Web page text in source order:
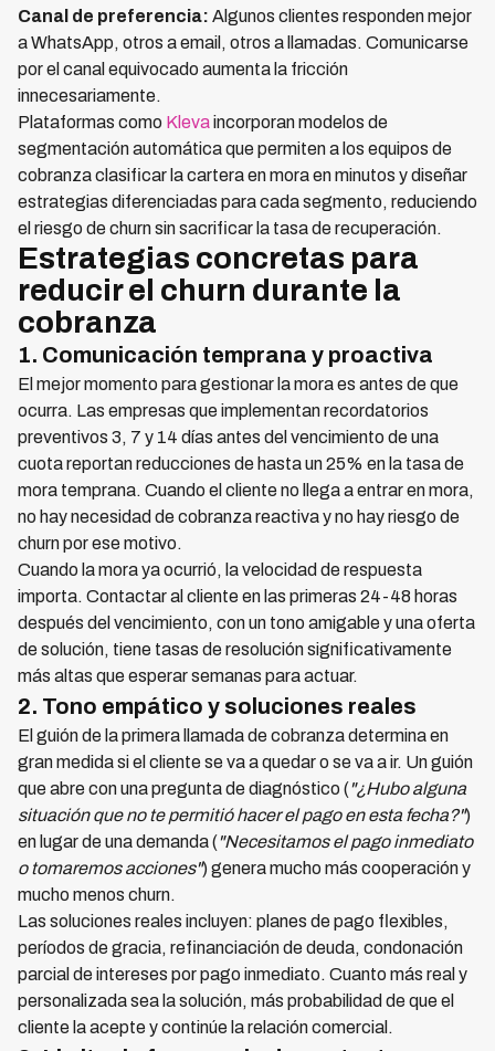
Canal de preferencia: Algunos clientes responden mejor
a WhatsApp, otros a email, otros a llamadas. Comunicarse
por el canal equivocado aumenta la fricción
innecesariamente.
Plataformas como Klevaincorporan modelos de
segmentación automática que permiten a los equipos de
cobranza clasificar la cartera en mora en minutos y diseñar
estrategias diferenciadas para cada segmento, reduciendo
el riesgo de churn sin sacrificar la tasa de recuperación.
Estrategias concretas para
reducir el churn durante la
cobranza
1. Comunicación temprana y proactiva
El mejor momento para gestionar la mora es antes de que
ocurra. Las empresas que implementan recordatorios
preventivos 3, 7 y 14 días antes del vencimiento de una
cuota reportan reducciones de hasta un 25% en la tasa de
mora temprana. Cuando el cliente no llega a entrar en mora,
no hay necesidad de cobranza reactiva y no hay riesgo de
churn por ese motivo.
Cuando la mora ya ocurrió, la velocidad de respuesta
importa. Contactar al cliente en las primeras 24-48 horas
después del vencimiento, con un tono amigable y una oferta
de solución, tiene tasas de resolución significativamente
más altas que esperar semanas para actuar.
2. Tono empático y soluciones reales
El guión de la primera llamada de cobranza determina en
gran medida si el cliente se va a quedar o se va a ir. Un guión
que abre con una pregunta de diagnóstico ("¿Hubo alguna
situación que no te permitió hacer el pago en esta fecha?")
en lugar de una demanda ("Necesitamos el pago inmediato
o tomaremos acciones") genera mucho más cooperación y
mucho menos churn.
Las soluciones reales incluyen: planes de pago flexibles,
períodos de gracia, refinanciación de deuda, condonación
parcial de intereses por pago inmediato. Cuanto más real y
personalizada sea la solución, más probabilidad de que el
cliente la acepte y continúe la relación comercial.